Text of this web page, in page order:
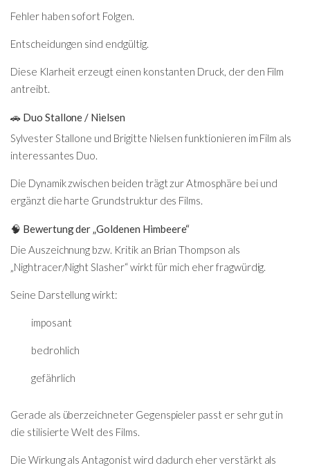
Fehler haben sofort Folgen.
Entscheidungen sind endgültig.
Diese Klarheit erzeugt einen konstanten Druck, der den Film
antreibt.
🚗 Duo Stallone / Nielsen
Sylvester Stallone und Brigitte Nielsen funktionieren im Film als
interessantes Duo.
Die Dynamik zwischen beiden trägt zur Atmosphäre bei und
ergänzt die harte Grundstruktur des Films.
🧠 Bewertung der „Goldenen Himbeere“
Die Auszeichnung bzw. Kritik an Brian Thompson als
„Nightracer/Night Slasher“ wirkt für mich eher fragwürdig.
Seine Darstellung wirkt:
imposant
bedrohlich
gefährlich
Gerade als überzeichneter Gegenspieler passt er sehr gut in
die stilisierte Welt des Films.
Die Wirkung als Antagonist wird dadurch eher verstärkt als